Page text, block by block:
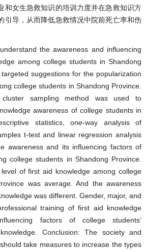
和女生急救知识的培训力度并在急救知识方
引导，从而降低急救情况中院前死亡率和伤
the awareness and influencing
among college students in Shandong
suggestions for the popularization
college students in Shandong Province.
cluster sampling method was used to
awareness of college students in
statistics, one-way analysis of
t-test and linear regression analysis
awareness and its influencing factors of
college students in Shandong Province.
of first aid knowledge among college
was average. And the awareness
was different. Gender, major, and
training of first aid knowledge
factors of college students’
Conclusion: The society and
take measures to increase the types